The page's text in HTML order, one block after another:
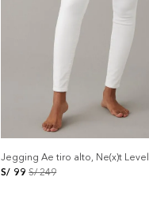
Jegging Ae tiro alto, Ne(x)t Level
S/ 99 S/ 249